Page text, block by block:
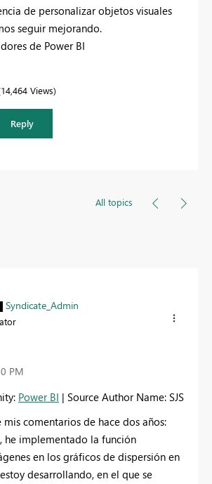
de personalizar objetos visuales
seguir mejorando.
de Power BI
14,464 Views
Reply
All topics
Syndicate_Admin
PM
Power BI | Source Author Name: SJS
mis comentarios de hace dos años:
he implementado la función
en los gráficos de dispersión en
desarrollando, en el que se